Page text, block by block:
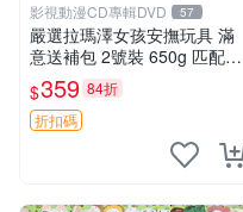
影視動漫CD專輯DVD 57
嚴選拉瑪澤女孩安撫玩具 滿
意送補包 2號裝 650g 匹配嬰
幼童舒壓好伴侶 女孩專用 安
心選擇 安撫玩偶 衝包 玩具
$359 84折
折扣碼